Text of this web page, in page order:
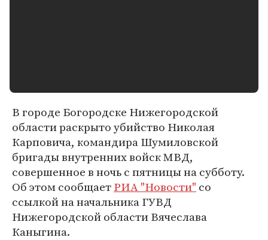
В городе Богородске Нижегородской
области раскрыто убийство Николая
Карповича, командира Шумиловской
бригады внутренних войск МВД,
совершенное в ночь с пятницы на субботу.
Об этом сообщаетРИА "Новости" со
ссылкой на начальника ГУВД
Нижегородской области Вячеслава
Каныгина.